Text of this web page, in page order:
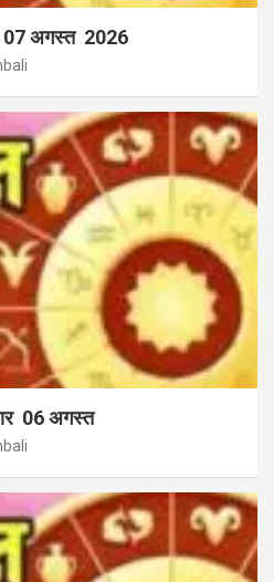
07 अगस्त 2026
06 अगस्त